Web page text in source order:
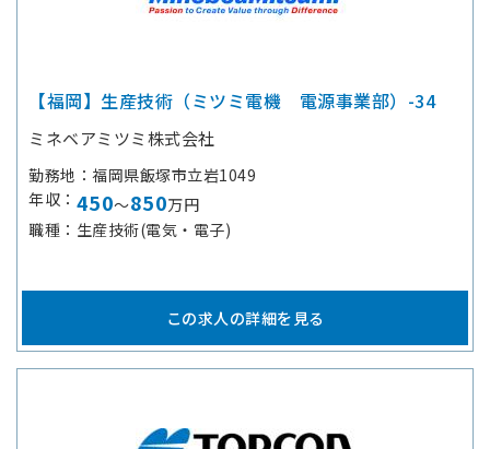
【福岡】生産技術（ミツミ電機 電源事業部）-34
ミネベアミツミ株式会社
勤務地
福岡県飯塚市立岩1049
年収
450～850万円
職種
生産技術(電気・電子)
この求人の詳細を見る